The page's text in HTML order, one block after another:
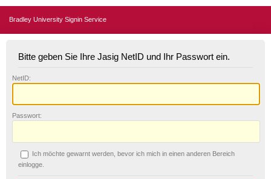
Bradley University Signin Service
Bitte geben Sie Ihre Jasig NetID und Ihr Passwort ein.
NetID:
Passwort:
Ich möchte gewarnt werden, bevor ich mich in einen anderen Bereich
einlogge.